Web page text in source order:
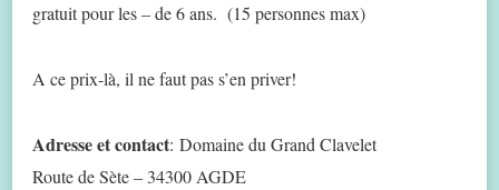
gratuit pour les – de 6 ans. (15 personnes max)
A ce prix-là, il ne faut pas s’en priver!
Adresse et contact: Domaine du Grand Clavelet
Route de Sète – 34300 AGDE